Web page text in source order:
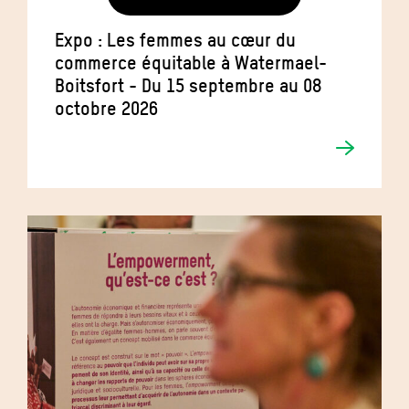
Expo : Les femmes au cœur du
commerce équitable à Watermael-
Boitsfort - Du 15 septembre au 08
octobre 2026